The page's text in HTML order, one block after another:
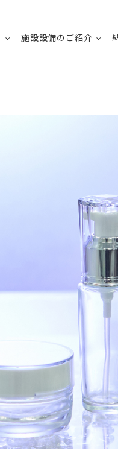
施設設備のご紹介